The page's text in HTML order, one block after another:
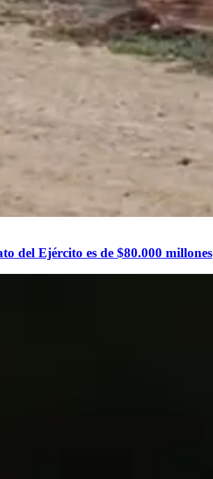
del Ejército es de $80.000 millones